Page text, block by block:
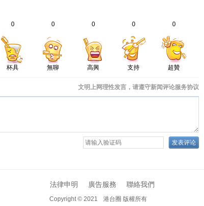
0
杯具
0
無聊
0
高興
0
支持
0
超贊
法律申明 廣告服務 聯絡我們
Copyright © 2021 港台圈 版權所有